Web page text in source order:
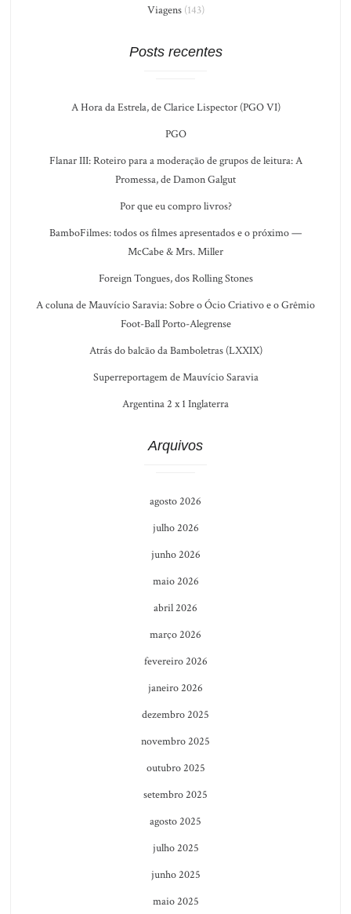
Viagens(143)
Posts recentes
A Hora da Estrela, de Clarice Lispector (PGO VI)
PGO
Flanar III: Roteiro para a moderação de grupos de leitura: A
Promessa, de Damon Galgut
Por que eu compro livros?
BamboFilmes: todos os filmes apresentados e o próximo —
McCabe & Mrs. Miller
Foreign Tongues, dos Rolling Stones
A coluna de Mauvício Saravia: Sobre o Ócio Criativo e o Grêmio
Foot-Ball Porto-Alegrense
Atrás do balcão da Bamboletras (LXXIX)
Superreportagem de Mauvício Saravia
Argentina 2 x 1 Inglaterra
Arquivos
agosto 2026
julho 2026
junho 2026
maio 2026
abril 2026
março 2026
fevereiro 2026
janeiro 2026
dezembro 2025
novembro 2025
outubro 2025
setembro 2025
agosto 2025
julho 2025
junho 2025
maio 2025